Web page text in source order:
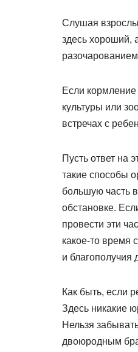
Слушая
здесь хороший,
Если
культуры или
встречах с
Пусть ответ на
такие способы
большую часть
обстановке.
провести эти
какое-то время
и благополучия
Как быть, если
Здесь никакие
Нельзя
двоюродным